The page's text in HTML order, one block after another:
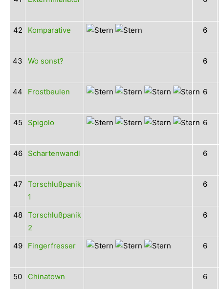
42 Komparative 6
43 Wo sonst? 6
44 Frostbeulen 6
45 Spigolo 6
46 Schartenwandl 6
47
Torschlußpanik
1
6
48
Torschlußpanik
2
6
49 Fingerfresser 6
50 Chinatown 6